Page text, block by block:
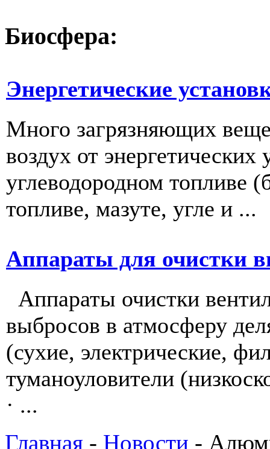
Биосфера:
Энергетические
Много загрязняющих
воздух от
углеводородном топливе
топливе, ма­зуте, угле и ...
Аппараты для очистки
Аппараты очистки
выбросов в атмосферу
(сухие, электрические,
туманоуловители
· ...
Главная - Новости -